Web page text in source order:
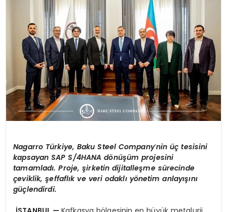
Nagarro Türkiye, Baku Steel Company’nin üç tesisini
kapsayan SAP S/4HANA dönüşüm projesini
tamamladı. Proje, şirketin dijitalleşme sürecinde
çeviklik, şeffaflık ve veri odaklı yönetim anlayışını
güçlendirdi.